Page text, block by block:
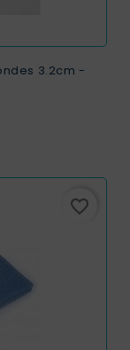
3.2cm -
favorite_border